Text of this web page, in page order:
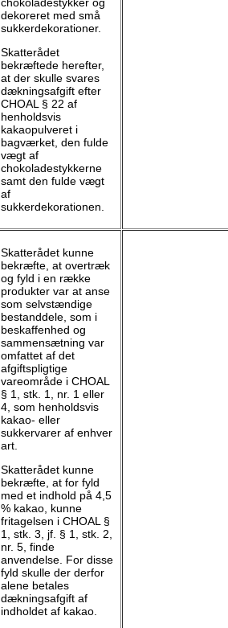
dekoreret med små
sukkerdekorationer.
Skatterådet
bekræftede herefter,
at der skulle svares
dækningsafgift efter
CHOAL § 22 af
henholdsvis
kakaopulveret i
bagværket, den fulde
vægt af
chokoladestykkerne
samt den fulde vægt
af
sukkerdekorationen.
Skatterådet kunne
bekræfte, at overtræk
og fyld i en række
produkter var at anse
som selvstændige
bestanddele, som i
beskaffenhed og
sammensætning var
omfattet af det
afgiftspligtige
vareområde i CHOAL
§ 1, stk. 1, nr. 1 eller
4, som henholdsvis
kakao- eller
sukkervarer af enhver
art.
Skatterådet kunne
bekræfte, at for fyld
med et indhold på 4,5
% kakao, kunne
fritagelsen i CHOAL §
1, stk. 3, jf. § 1, stk. 2,
nr. 5, finde
anvendelse. For disse
fyld skulle der derfor
alene betales
dækningsafgift af
indholdet af kakao.